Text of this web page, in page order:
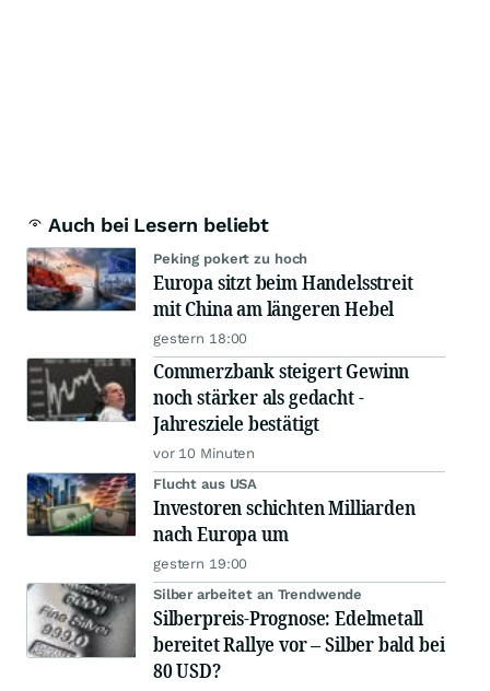
Auch bei Lesern beliebt
Peking pokert zu hoch
Europa sitzt beim Handelsstreit
mit China am längeren Hebel
gestern 18:00
Commerzbank steigert Gewinn
noch stärker als gedacht -
Jahresziele bestätigt
vor 10 Minuten
Flucht aus USA
Investoren schichten Milliarden
nach Europa um
gestern 19:00
Silber arbeitet an Trendwende
Silberpreis-Prognose: Edelmetall
bereitet Rallye vor – Silber bald bei
80 USD?